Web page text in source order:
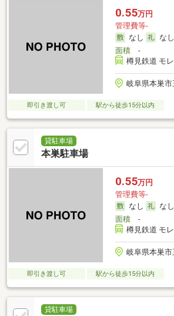
0.55万円
管理費等-
なし
なし
面積-
樽見鉄道 モ
岐阜県本巣市
即引き渡し可 駅から徒歩15分以内
貸駐車場
本巣駐車場
0.55万円
管理費等-
なし
なし
面積-
樽見鉄道 モ
岐阜県本巣市
即引き渡し可 駅から徒歩15分以内
貸駐車場